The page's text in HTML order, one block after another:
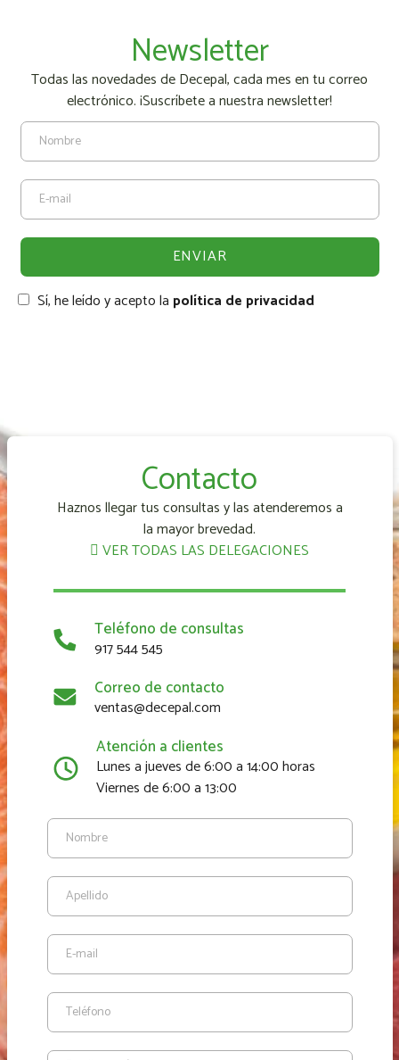
Newsletter
Todas las novedades de Decepal, cada mes en tu correo
electrónico. ¡Suscríbete a nuestra newsletter!
Sí, he leído y acepto la política de privacidad
Contacto
Haznos llegar tus consultas y las atenderemos a
la mayor brevedad.
VER TODAS LAS DELEGACIONES
Teléfono de consultas
917 544 545
Correo de contacto
ventas@decepal.com
Atención a clientes
Lunes a jueves de 6:00 a 14:00 horas
Viernes de 6:00 a 13:00